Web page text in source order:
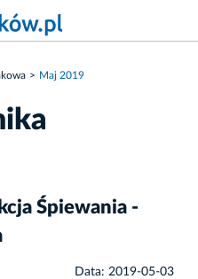
Maj 2019
Śpiewania -
Data: 2019-05-03